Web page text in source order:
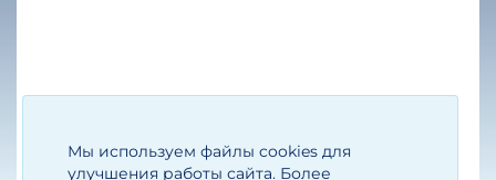
Мы используем файлы cookies для
улучшения работы сайта. Более
Егизарян И.А.
Генеральный директор